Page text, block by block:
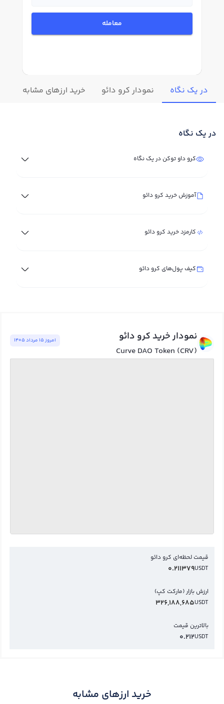
معامله
در یک نگاه نمودار کرو دائو خرید ارزهای مشابه
در یک نگاه
کرو داو توکن در یک نگاه
آموزش خرید کرو دائو
کارمزد خرید کرو دائو
کیف پول‌های کرو دائو
نمودار خرید کرو دائو
Curve DAO Token (CRV)
امروز ١٥ مرداد ١٤٠٥
قیمت لحظه‌ای کرو دائو
USDT
0.211379
ارزش بازار (مارکت کپ)
USDT
326,188,685
بالاترین قیمت
USDT
0.212
خرید ارزهای مشابه